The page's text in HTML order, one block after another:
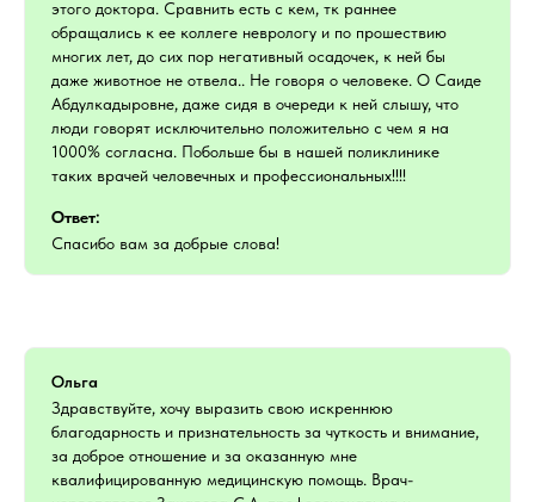
этого доктора. Сравнить есть с кем, тк раннее
обращались к ее коллеге неврологу и по прошествию
многих лет, до сих пор негативный осадочек, к ней бы
даже животное не отвела.. Не говоря о человеке. О Саиде
Абдулкадыровне, даже сидя в очереди к ней слышу, что
люди говорят исключительно положительно с чем я на
1000% согласна. Побольше бы в нашей поликлинике
таких врачей человечных и профессиональных!!!!
Ответ:
Спасибо вам за добрые слова!
Ольга
Здравствуйте, хочу выразить свою искреннюю
благодарность и признательность за чуткость и внимание,
за доброе отношение и за оказанную мне
квалифицированную медицинскую помощь. Врач-